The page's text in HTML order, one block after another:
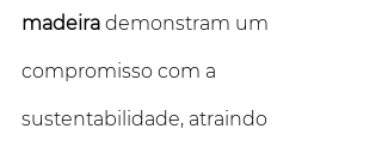
madeira demonstram um
compromisso com a
sustentabilidade, atraindo